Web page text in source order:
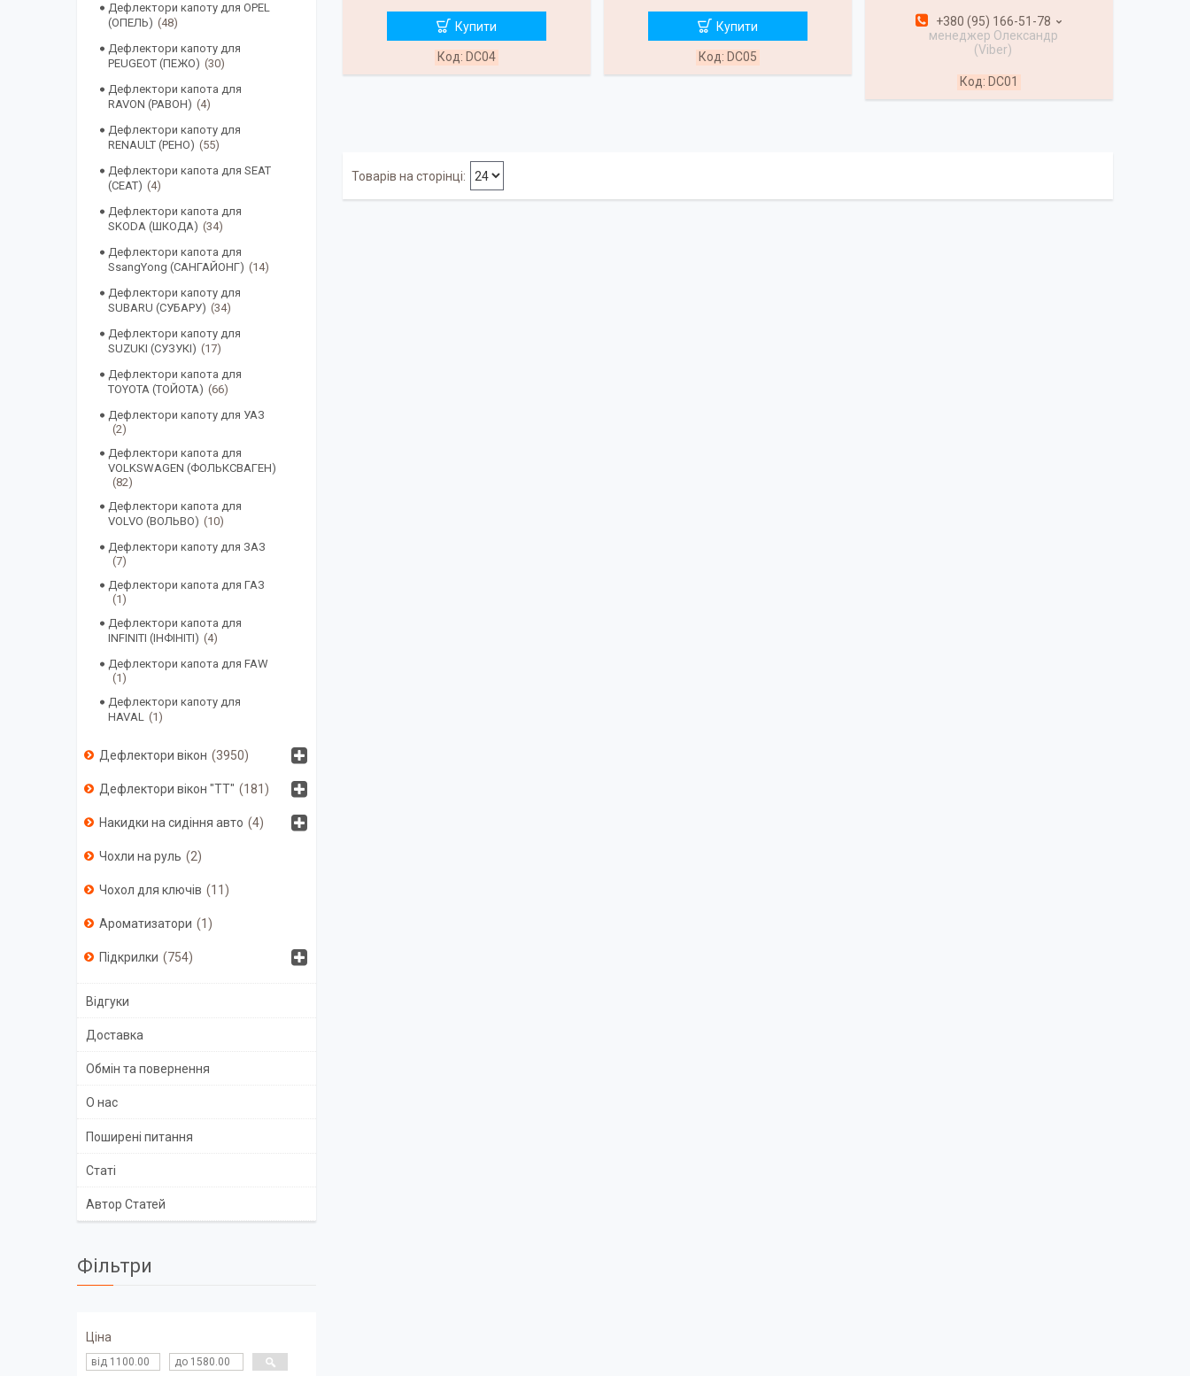
Купити
DC04
Купити
DC05
+380 (95) 166-51-78
менеджер Олександр
(Viber)
DC01
Дефлектори капоту для OPEL
(ОПЕЛЬ)
48
Дефлектори капоту для
PEUGEOT (ПЕЖО)
30
Дефлектори капота для
RAVON (РАВОН)
4
Дефлектори капоту для
RENAULT (РЕНО)
55
Дефлектори капота для SEAT
(СЕАТ)
4
Дефлектори капота для
SKODA (ШКОДА)
34
Дефлектори капота для
SsangYong (САНГАЙОНГ)
14
Дефлектори капоту для
SUBARU (СУБАРУ)
34
Дефлектори капоту для
SUZUKI (СУЗУКІ)
17
Дефлектори капота для
TOYOTA (ТОЙОТА)
66
Дефлектори капоту для УАЗ
2
Дефлектори капота для
VOLKSWAGEN (ФОЛЬКСВАГЕН)
82
Дефлектори капота для
VOLVO (ВОЛЬВО)
10
Дефлектори капоту для ЗАЗ
7
Дефлектори капота для ГАЗ
1
Дефлектори капота для
INFINITI (ІНФІНІТІ)
4
Дефлектори капота для FAW
1
Дефлектори капоту для
HAVAL
1
Дефлектори вікон 3950
Дефлектори вікон "ТТ" 181
Накидки на сидіння авто 4
Чохли на руль 2
Чохол для ключів 11
Ароматизатори 1
Підкрилки 754
Відгуки
Доставка
Обмін та повернення
О нас
Поширені питання
Статі
Автор Статей
Фільтри
Ціна